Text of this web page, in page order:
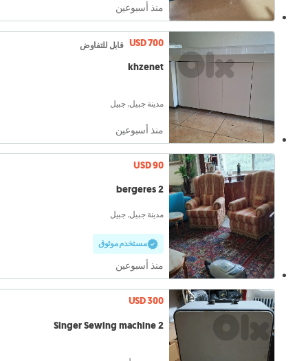
منذ أسبوعين
USD 700 قابل للتفاوض
khzenet
مدينة جبيل, جبيل
منذ أسبوعين
USD 90
2 bergeres
مدينة جبيل, جبيل
مستخدم موثوق
منذ أسبوعين
USD 300
2 Singer Sewing machine